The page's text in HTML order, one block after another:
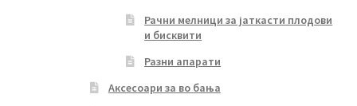
Рачни мелници за јаткасти плодови
и бисквити
Разни апарати
Аксесоари за во бања